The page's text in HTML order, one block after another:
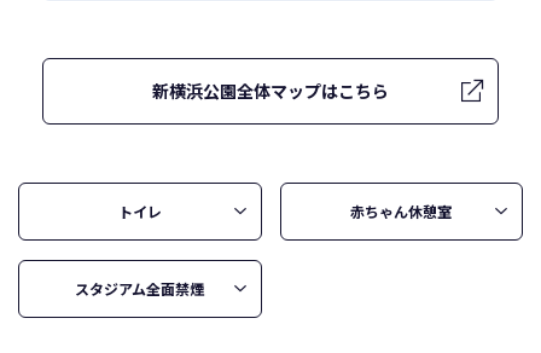
新横浜公園全体マップはこちら
トイレ 赤ちゃん休憩室
スタジアム全面禁煙